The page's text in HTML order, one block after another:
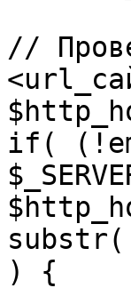
//
if(
) {